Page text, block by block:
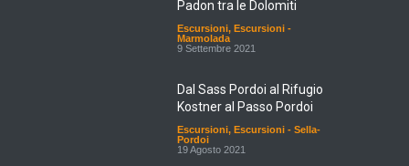
Padon tra le Dolomiti
Escursioni, Escursioni -
Marmolada
9 Settembre 2021
Dal Sass Pordoi al Rifugio
Kostner al Passo Pordoi
Escursioni, Escursioni - Sella-
Pordoi
19 Agosto 2021